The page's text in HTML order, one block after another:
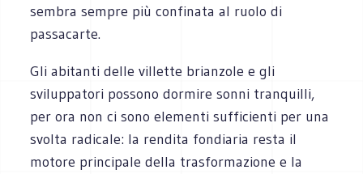
sembra sempre più confinata al ruolo di
passacarte.
Gli abitanti delle villette brianzole e gli
sviluppatori possono dormire sonni tranquilli,
per ora non ci sono elementi sufficienti per una
svolta radicale: la rendita fondiaria resta il
motore principale della trasformazione e la